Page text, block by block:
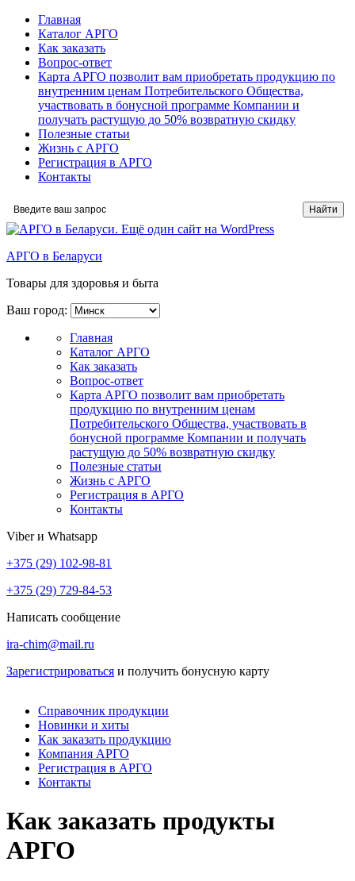
Главная
Каталог АРГО
Как заказать
Вопрос-ответ
Карта АРГО позволит вам приобретать продукцию по
внутренним ценам Потребительского Общества,
участвовать в бонусной программе Компании и
получать растущую до 50% возвратную скидку
Полезные статьи
Жизнь с АРГО
Регистрация в АРГО
Контакты
АРГО в Беларуси
Товары для здоровья и быта
Ваш город:
Главная
Каталог АРГО
Как заказать
Вопрос-ответ
Карта АРГО позволит вам приобретать
продукцию по внутренним ценам
Потребительского Общества, участвовать в
бонусной программе Компании и получать
растущую до 50% возвратную скидку
Полезные статьи
Жизнь с АРГО
Регистрация в АРГО
Контакты
Viber и Whatsapp
+375 (29) 102-98-81
+375 (29) 729-84-53
Написать сообщение
ira-chim@mail.ru
Зарегистрироваться и получить бонусную карту
Справочник продукции
Новинки и хиты
Как заказать продукцию
Компания АРГО
Регистрация в АРГО
Контакты
Как заказать продукты
АРГО